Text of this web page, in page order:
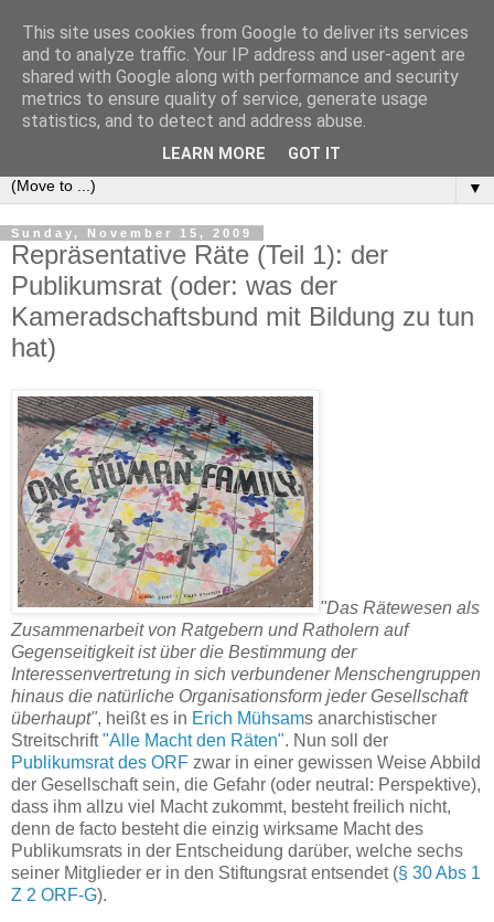
e-comm
Blog zum österreichischen und europäischen Recht der
elektronischen Kommunikationsnetze und -dienste
▼
Sunday, November 15, 2009
Repräsentative Räte (Teil 1): der
Publikumsrat (oder: was der
Kameradschaftsbund mit Bildung zu tun
hat)
"Das Rätewesen als
Zusammenarbeit von Ratgebern und Ratholern auf
Gegenseitigkeit ist über die Bestimmung der
Interessenvertretung in sich verbundener Menschengruppen
hinaus die natürliche Organisationsform jeder Gesellschaft
überhaupt", heißt es in Erich Mühsams anarchistischer
Streitschrift"Alle Macht den Räten". Nun soll der
Publikumsrat des ORF zwar in einer gewissen Weise Abbild
der Gesellschaft sein, die Gefahr (oder neutral: Perspektive),
dass ihm allzu viel Macht zukommt, besteht freilich nicht,
denn de facto besteht die einzig wirksame Macht des
Publikumsrats in der Entscheidung darüber, welche sechs
seiner Mitglieder er in den Stiftungsrat entsendet (§ 30 Abs 1
Z 2 ORF-G).
This site uses cookies from Google to deliver its services
and to analyze traffic. Your IP address and user-agent are
shared with Google along with performance and security
metrics to ensure quality of service, generate usage
statistics, and to detect and address abuse.
LEARN MORE GOT IT